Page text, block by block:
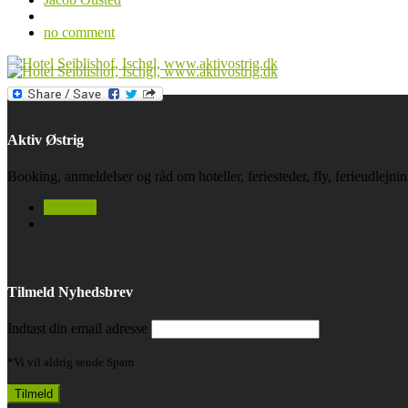
no comment
Aktiv Østrig
Booking, anmeldelser og råd om hoteller, feriesteder, fly,
Tilmeld Nyhedsbrev
Indtast din email adresse
*Vi vil aldrig sende Spam